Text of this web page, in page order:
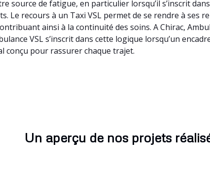
source de fatigue, en particulier lorsqu’il s’inscrit
Le recours à un Taxi VSL permet de se rendre à ses
ainsi à la continuité des soins. A Chirac,
VSL s’inscrit dans cette logique lorsqu’un
conçu pour rassurer chaque trajet.
Un aperçu de nos projets